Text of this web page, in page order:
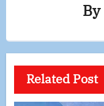
By
Related Post